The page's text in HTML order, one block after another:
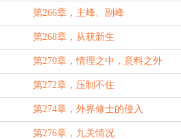
第266章，主峰、副峰
第268章，从获新生
第270章，情理之中，意料之外
第272章，压制不住
第274章，外界修士的侵入
第276章，九关情况